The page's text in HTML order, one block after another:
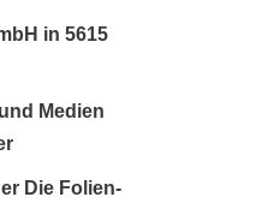
in 5615
Medien
Die Folien-